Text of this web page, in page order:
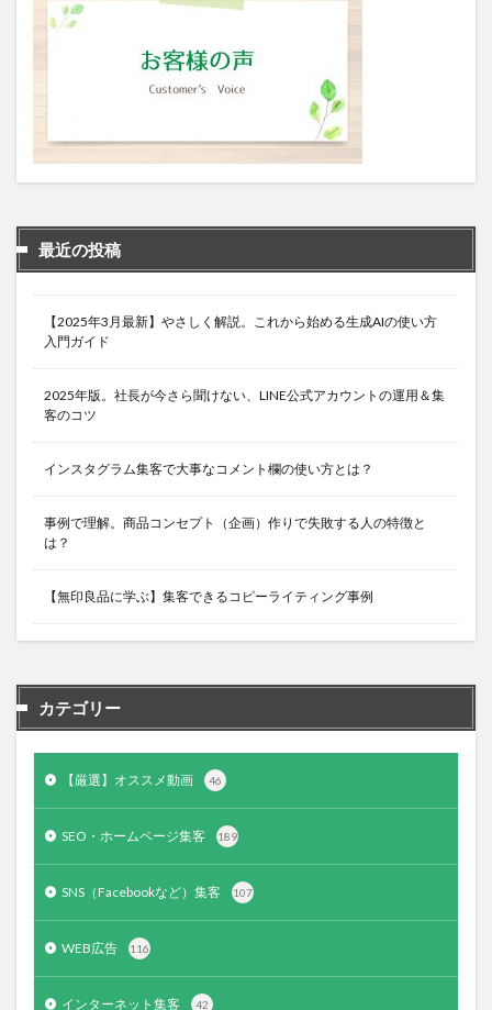
最近の投稿
【2025年3月最新】やさしく解説。これから始める生成AIの使い方
入門ガイド
2025年版。社長が今さら聞けない、LINE公式アカウントの運用＆集
客のコツ
インスタグラム集客で大事なコメント欄の使い方とは？
事例で理解。商品コンセプト（企画）作りで失敗する人の特徴と
は？
【無印良品に学ぶ】集客できるコピーライティング事例
カテゴリー
【厳選】オススメ動画 46
SEO・ホームページ集客 189
SNS（Facebookなど）集客 107
WEB広告 116
インターネット集客 42